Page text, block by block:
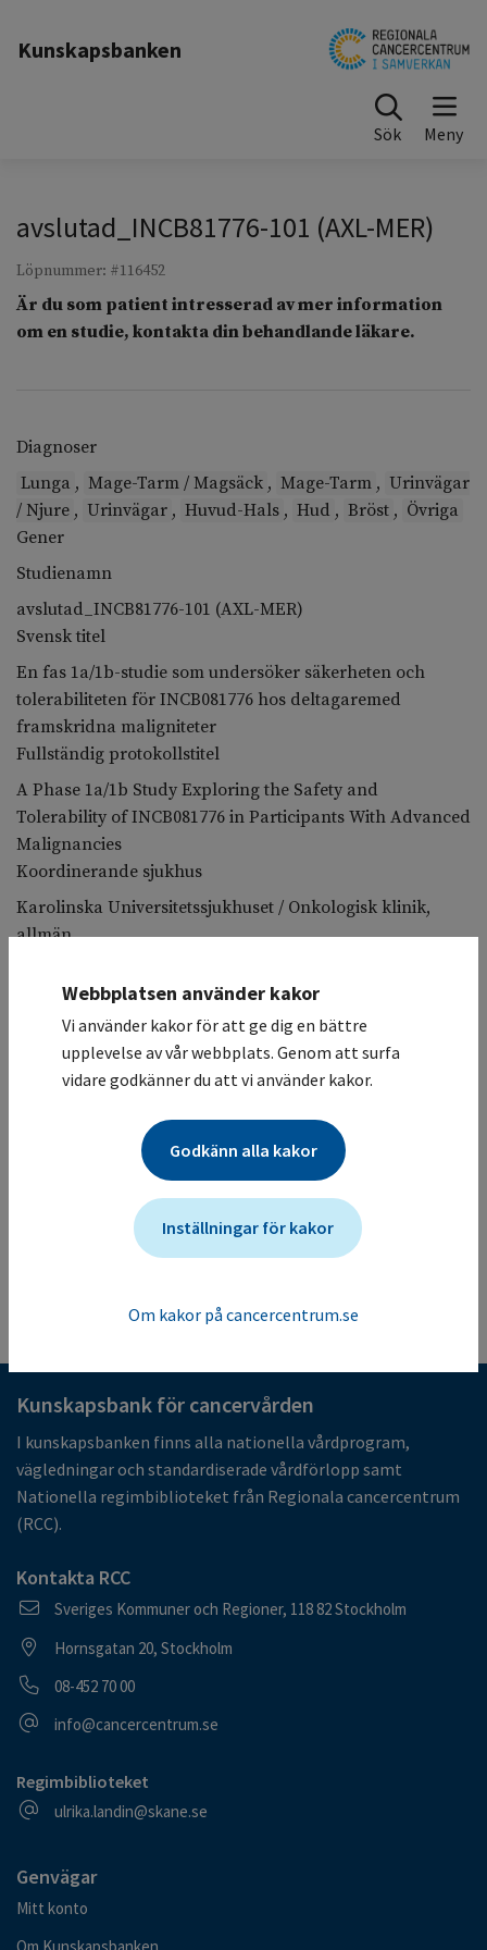
Kunskapsbanken
Sök
avslutad_INCB81776-101 (AXL-MER)
Löpnummer: #116452
Är du som patient intresserad av mer information
om en studie, kontakta din behandlande läkare.
Diagnoser
Lunga , Mage-Tarm / Magsäck , Mage-Tarm , Urinvägar
/ Njure , Urinvägar , Huvud-Hals , Hud , Bröst , Övriga
Gener
Studienamn
avslutad_INCB81776-101 (AXL-MER)
Svensk titel
En fas 1a/1b-studie som undersöker säkerheten och
tolerabiliteten för INCB081776 hos deltagaremed
framskridna maligniteter
Fullständig protokollstitel
A Phase 1a/1b Study Exploring the Safety and
Tolerability of INCB081776 in Participants With Advanced
Malignancies
Koordinerande sjukhus
Karolinska Universitetssjukhuset / Onkologisk klinik,
allmän
Studiesammanfattning
Denna first-in-human-studie kommer att undersöka
säkerheten och tolerabiliteten samt fastställa en
rekommenderad dos av studieläkemedlet INCB081776
som monoterapi (Del 1) och sedan i kombination med
INCMGA00012 (Del 2) hos deltagare med avancerade
Mer information om studien för vårdgivare
Studien ändrades senast: (2025-05-05)
Webbplatsen använder kakor
Vi använder kakor för att ge dig en bättre
upplevelse av vår webbplats. Genom att surfa
vidare godkänner du att vi använder kakor.
Godkänn alla kakor
Inställningar för kakor
Om kakor på cancercentrum.se
Kunskapsbank för cancervården
I kunskapsbanken finns alla nationella vårdprogram,
vägledningar och standardiserade vårdförlopp samt
Nationella regimbiblioteket från Regionala cancercentrum
(RCC).
Kontakta RCC
Postadress
Sveriges Kommuner och Regioner, 118 82 Stockholm
Besöksadress
Hornsgatan 20, Stockholm
Telefonnummer
08-452 70 00
E-postadress
info@cancercentrum.se
Regimbiblioteket
E-postadress
ulrika.landin@skane.se
Genvägar
Mitt konto